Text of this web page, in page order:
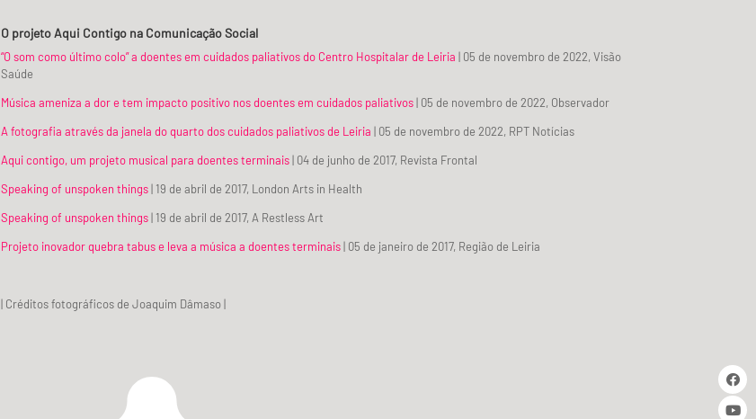
O projeto Aqui Contigo na Comunicação Social
“O som como último colo” a doentes em cuidados paliativos do Centro Hospitalar de Leiria | 05 de novembro de 2022, Visão
Saúde
Música ameniza a dor e tem impacto positivo nos doentes em cuidados paliativos| 05 de novembro de 2022, Observador
A fotografia através da janela do quarto dos cuidados paliativos de Leiria | 05 de novembro de 2022, RPT Notícias
Aqui contigo​, um projeto musical para doentes terminais| 04 de junho de 2017, Revista Frontal
Speaking of unspoken things| 19 de abril de 2017, London Arts in Health
Speaking of unspoken things| 19 de abril de 2017, A Restless Art
Projeto inovador quebra tabus e leva a música a doentes terminais| 05 de janeiro de 2017, Região de Leiria
| Créditos fotográficos de Joaquim Dâmaso |